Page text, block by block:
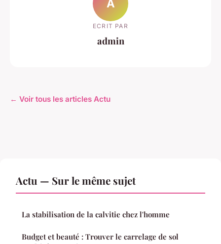
A
ECRIT PAR
admin
← Voir tous les articles Actu
Actu — Sur le même sujet
La stabilisation de la calvitie chez l'homme
Budget et beauté : Trouver le carrelage de sol